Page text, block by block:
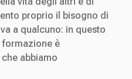
proprio il bisogno di
a qualcuno: in questo
è
abbiamo